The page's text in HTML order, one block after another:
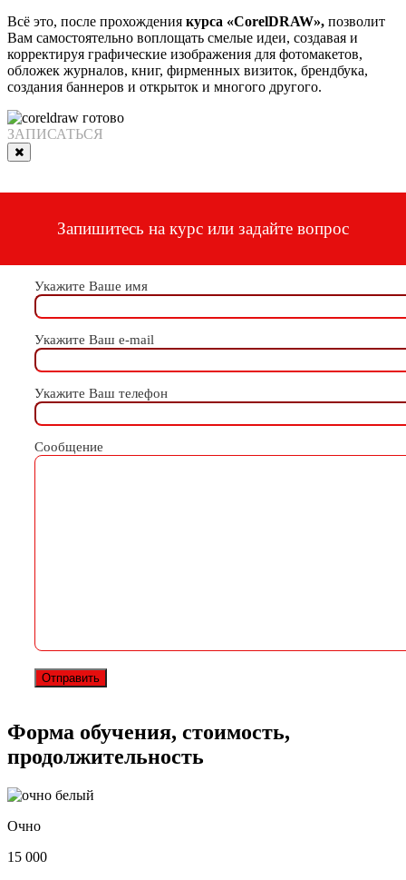
Всё это, после прохождения курса «CorelDRAW», позволит
Вам самостоятельно воплощать смелые идеи, создавая и
корректируя графические изображения для фотомакетов,
обложек журналов, книг, фирменных визиток, брендбука,
создания баннеров и открыток и многого другого.
ЗАПИСАТЬСЯ
Запишитесь на курс или задайте вопрос
Укажите Ваше имя
Укажите Ваш e-mail
Укажите Ваш телефон
Сообщение
Форма обучения, стоимость,
продолжительность
Очно
15 000